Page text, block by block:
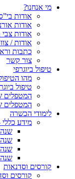
מי אנחנו?
אודות
אודות
אודות צבי
אודות /
כתבות
צור קשר
טיפול ביוגרפי
מהו
טיפול
המטפלים
המטפלים
לימודי הכשרה
מידע
שנה
קורסים וסדנאות
קורסים